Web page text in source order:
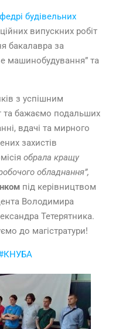
будівельних
випускних робіт
бакалавра за
машинобудування” та
з успішним
та бажаємо подальших
вдачі та мирного
захистів
обрала кращу
обладнання”,
під керівництвом
Володимира
Тетерятника.
до магістратури!